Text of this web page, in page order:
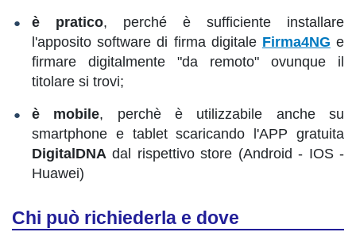
è pratico, perché è sufficiente installare
l'apposito software di firma digitale Firma4NG e
firmare digitalmente "da remoto" ovunque il
titolare si trovi;
è mobile, perchè è utilizzabile anche su
smartphone e tablet scaricando l'APP gratuita
DigitalDNA dal rispettivo store (Android - IOS -
Huawei)
Chi può richiederla e dove